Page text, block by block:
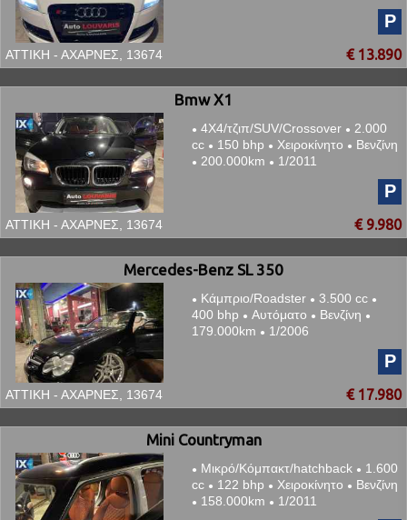
P
ΑΤΤΙΚΗ - ΑΧΑΡΝΕΣ, 13674 € 13.890
Bmw X1
● 4Χ4/τζιπ/SUV/Crossover ● 2.000
cc ● 150 bhp ● Χειροκίνητο ● Βενζίνη
● 200.000km ● 1/2011
P
ΑΤΤΙΚΗ - ΑΧΑΡΝΕΣ, 13674 € 9.980
Mercedes-Benz SL 350
● Κάμπριο/Roadster ● 3.500 cc ●
400 bhp ● Αυτόματο ● Βενζίνη ●
179.000km ● 1/2006
P
ΑΤΤΙΚΗ - ΑΧΑΡΝΕΣ, 13674 € 17.980
Mini Countryman
● Μικρό/Κόμπακτ/hatchback ● 1.600
cc ● 122 bhp ● Χειροκίνητο ● Βενζίνη
● 158.000km ● 1/2011